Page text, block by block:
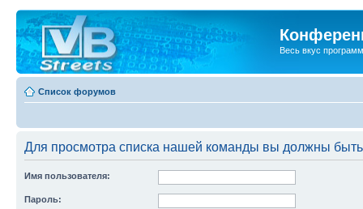
Весь вкус
Список форумов
Для просмотра списка нашей команды вы должны
Имя пользователя:
Пароль: